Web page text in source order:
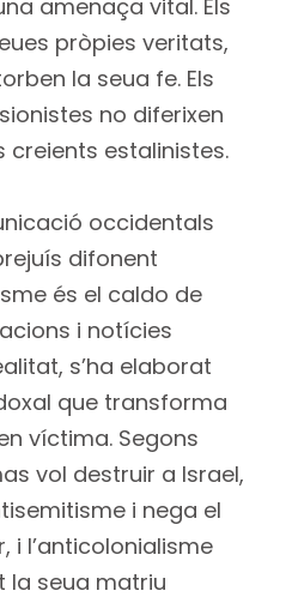
amenaça vital. Els
pròpies veritats,
la seua fe. Els
no diferixen
estalinistes.
occidentals
difonent
és el caldo de
i notícies
s’ha elaborat
que transforma
víctima. Segons
vol destruir a Israel,
i nega el
i l’anticolonialisme
la seua matriu